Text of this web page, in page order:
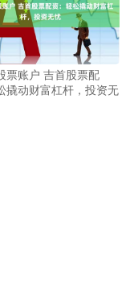
票账户 吉首股票配
撬动财富杠杆，投资无